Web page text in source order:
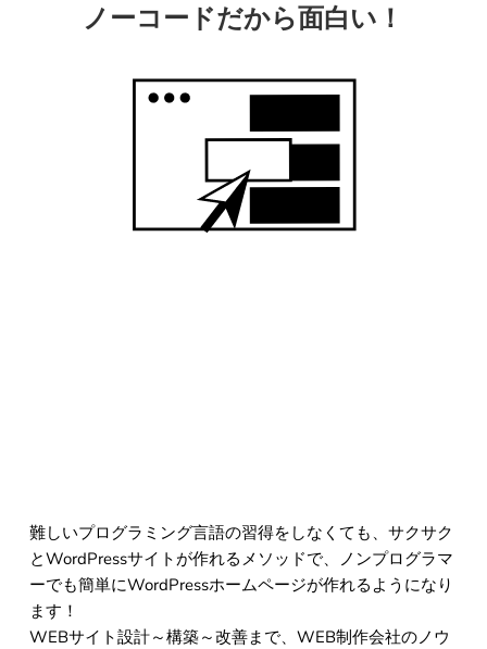
ノーコードだから面白い！
難しいプログラミング言語の習得をしなくても、サクサク
とWordPressサイトが作れるメソッドで、ノンプログラマ
ーでも簡単にWordPressホームページが作れるようになり
ます！
WEBサイト設計～構築～改善まで、WEB制作会社のノウ